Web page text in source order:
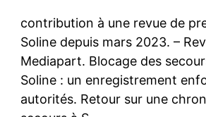
contribution à une revue de
Soline depuis mars 2023. –
Mediapart. Blocage des
Soline : un enregistrement
autorités. Retour sur une